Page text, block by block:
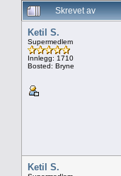
Skrevet av
Ketil S.
Supermedlem
Innlegg: 1710
Bosted: Bryne
Ketil S.